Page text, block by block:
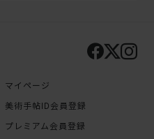
マイページ
美術手帖ID会員登録
プレミアム会員登録